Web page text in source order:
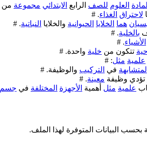
لمادة العلوم للصف الرابع الابتدائي مجموعة من
لاحتراق الغذاء. #
هما الخلايا الحيوانية والخلايا النباتية. #
بالخلية. #
الأشياء. #
حية تتكون من خلية واحدة. #
علمية مثل: #
المتشابهة في التركيب والوظيفة. #
تؤدي وظيفة معينة. #
علمية مثل أهمية الأجهزة المختلفة في جسم
بحسب البيانات المتوفرة لهذا الملف.